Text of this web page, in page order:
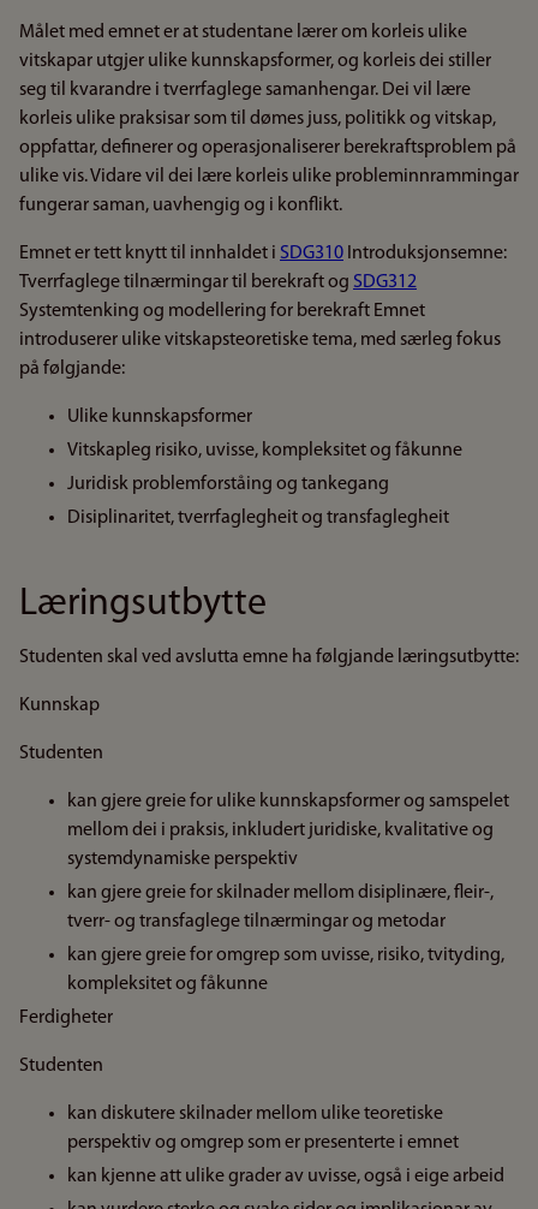
Målet med emnet er at studentane lærer om korleis ulike
vitskapar utgjer ulike kunnskapsformer, og korleis dei stiller
seg til kvarandre i tverrfaglege samanhengar. Dei vil lære
korleis ulike praksisar som til dømes juss, politikk og vitskap,
oppfattar, definerer og operasjonaliserer berekraftsproblem på
ulike vis. Vidare vil dei lære korleis ulike probleminnrammingar
fungerar saman, uavhengig og i konflikt.
Emnet er tett knytt til innhaldet i SDG310 Introduksjonsemne:
Tverrfaglege tilnærmingar til berekraft og SDG312
Systemtenking og modellering for berekraft Emnet
introduserer ulike vitskapsteoretiske tema, med særleg fokus
på følgjande:
Ulike kunnskapsformer
Vitskapleg risiko, uvisse, kompleksitet og fåkunne
Juridisk problemforståing og tankegang
Disiplinaritet, tverrfaglegheit og transfaglegheit
Læringsutbytte
Studenten skal ved avslutta emne ha følgjande læringsutbytte:
Kunnskap
Studenten
kan gjere greie for ulike kunnskapsformer og samspelet
mellom dei i praksis, inkludert juridiske, kvalitative og
systemdynamiske perspektiv
kan gjere greie for skilnader mellom disiplinære, fleir-,
tverr- og transfaglege tilnærmingar og metodar
kan gjere greie for omgrep som uvisse, risiko, tvityding,
kompleksitet og fåkunne
Ferdigheter
Studenten
kan diskutere skilnader mellom ulike teoretiske
perspektiv og omgrep som er presenterte i emnet
kan kjenne att ulike grader av uvisse, også i eige arbeid